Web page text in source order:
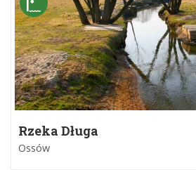
Rzeka Długa
Ossów